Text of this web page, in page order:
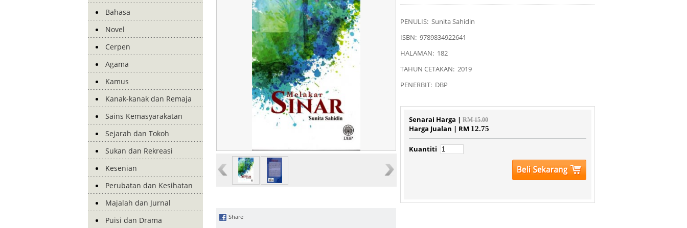
Bahasa
Novel
Cerpen
Agama
Kamus
Kanak-kanak dan Remaja
Sains Kemasyarakatan
Sejarah dan Tokoh
Sukan dan Rekreasi
Kesenian
Perubatan dan Kesihatan
Majalah dan Jurnal
Puisi dan Drama
PENULIS: Sunita Sahidin
ISBN: 9789834922641
HALAMAN: 182
TAHUN CETAKAN: 2019
PENERBIT: DBP
Senarai Harga | RM 15.00
Harga Jualan | RM 12.75
Kuantiti
Share